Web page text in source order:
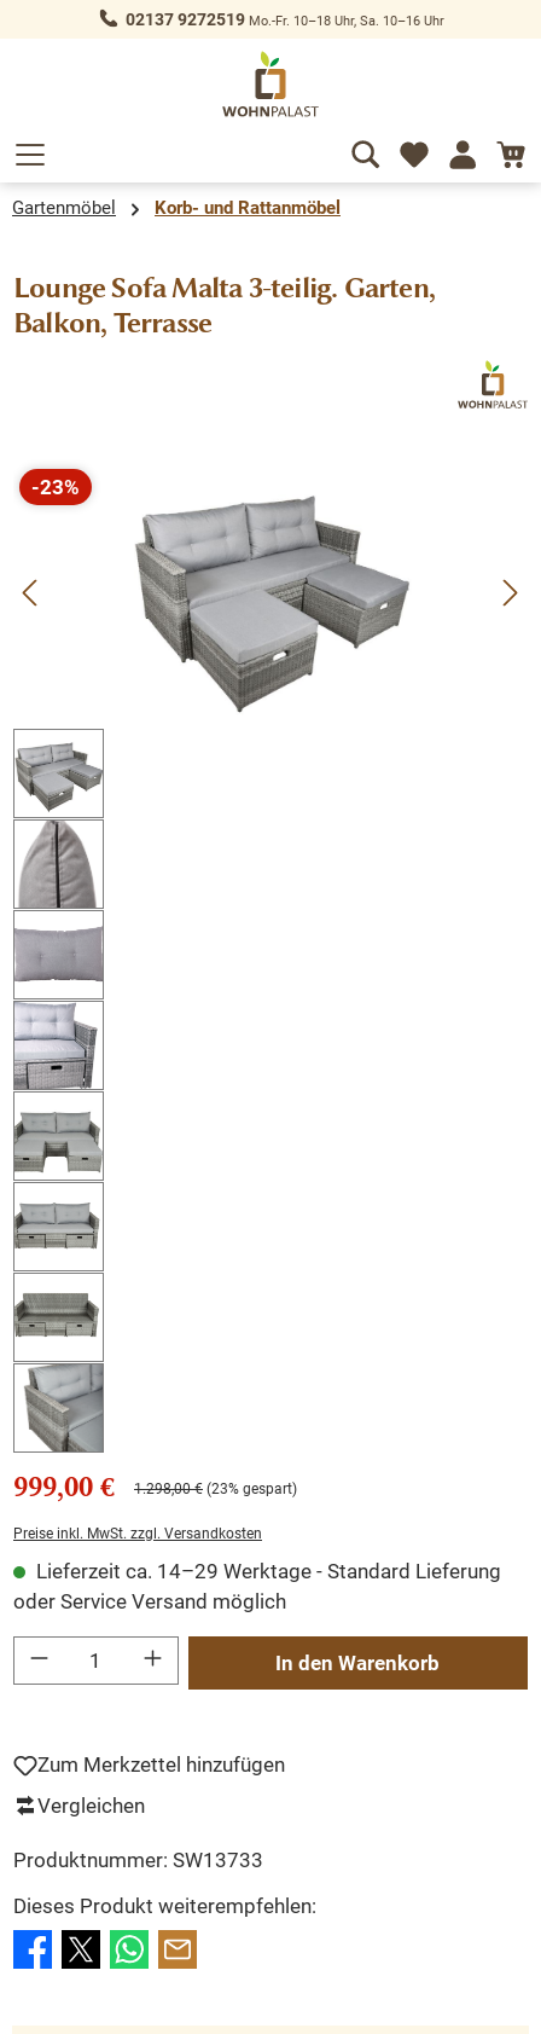
springen 02137 9272519Mo.-Fr. 10–18 Uhr, Sa. 10–16 Uhr
Gartenmöbel Korb- und Rattanmöbel
Lounge Sofa Malta 3-teilig. Garten,
Balkon, Terrasse
Bildergalerie überspringen
-23%
Rabatt
999,00 € 1.298,00 € (23% gespart)
Preise inkl. MwSt. zzgl. Versandkosten
Lieferzeit ca. 14–29 Werktage - Standard Lieferung
oder Service Versand möglich
Produkt Anzahl: Gib den gewünschten Wert ein oder benutze die Schaltflächen
In den Warenkorb
Zum Merkzettel hinzufügen
Vergleichen
Produktnummer: SW13733
Dieses Produkt weiterempfehlen: